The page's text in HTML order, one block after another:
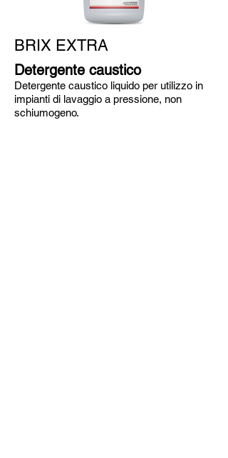
BRIX EXTRA
Detergente caustico
Detergente caustico liquido per utilizzo in
impianti di lavaggio a pressione, non
schiumogeno.